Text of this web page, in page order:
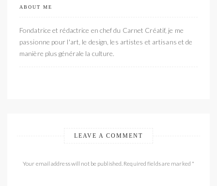
ABOUT ME
Fondatrice et rédactrice en chef du Carnet Créatif, je me
passionne pour l'art, le design, les artistes et artisans et de
manière plus générale la culture.
LEAVE A COMMENT
Your email address will not be published. Required fields are marked *